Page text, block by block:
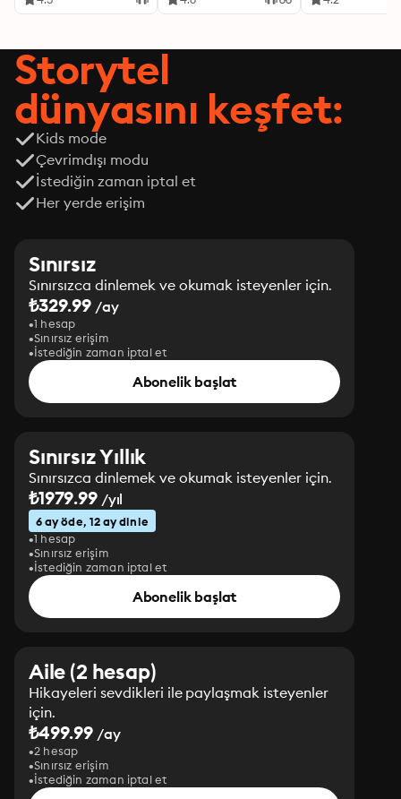
Storytel
dünyasını keşfet:
Kids mode
Çevrimdışı modu
İstediğin zaman iptal et
Her yerde erişim
Sınırsız
Sınırsızca dinlemek ve okumak isteyenler için.
₺329.99 /ay
1 hesap
Sınırsız erişim
İstediğin zaman iptal et
Abonelik başlat
Sınırsız Yıllık
Sınırsızca dinlemek ve okumak isteyenler için.
₺1979.99/yıl
6 ay öde, 12 ay dinle
1 hesap
Sınırsız erişim
İstediğin zaman iptal et
Abonelik başlat
Aile (2 hesap)
Hikayeleri sevdikleri ile paylaşmak isteyenler
için.
₺499.99 /ay
2 hesap
Sınırsız erişim
İstediğin zaman iptal et